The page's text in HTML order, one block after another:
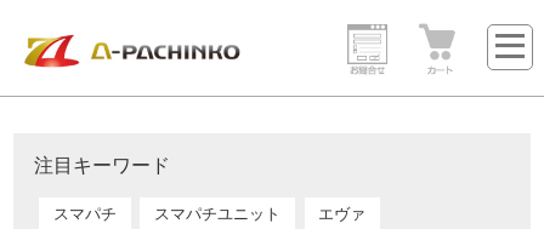
注目キーワード
スマパチ スマパチユニット エヴァ